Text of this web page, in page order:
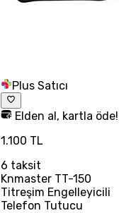
Plus Satıcı
Elden al, kartla öde!
1.100 TL
6 taksit
Knmaster TT-150
Titreşim Engelleyicili
Telefon Tutucu